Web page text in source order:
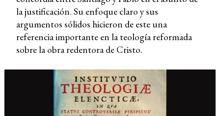
la justificación. Su enfoque claro y sus
argumentos sólidos hicieron de este una
referencia importante en la teología reformada
sobre la obra redentora de Cristo.